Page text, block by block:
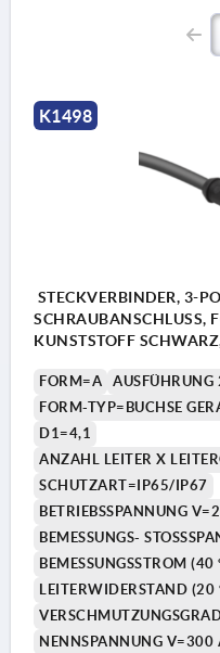
K1498
STECKVERBINDER, 3-
SCHRAUBANSCHLUSS,
KUNSTSTOFF
FORM=A
FORM-TYP=BUCHSE
D1=4,1
ANZAHL LEITER X
SCHUTZART=IP65/IP67
BETRIEBSSPANNUNG
BEMESSUNGS-
BEMESSUNGSSTROM (40
LEITERWIDERSTAND
NENNSPANNUNG V=300